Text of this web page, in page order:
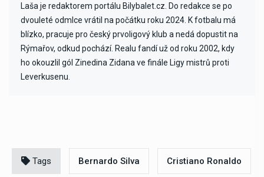
Laša je redaktorem portálu Bilybalet.cz. Do redakce se po
dvouleté odmlce vrátil na počátku roku 2024. K fotbalu má
blízko, pracuje pro český prvoligový klub a nedá dopustit na
Rýmařov, odkud pochází. Realu fandí už od roku 2002, kdy
ho okouzlil gól Zinedina Zidana ve finále Ligy mistrů proti
Leverkusenu.
Tags Bernardo Silva Cristiano Ronaldo